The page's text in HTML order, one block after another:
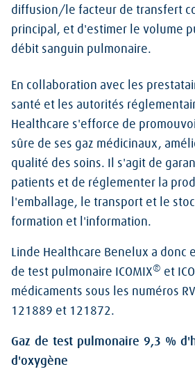
diffusion/le facteur de transfert
principal, et d'estimer le volume
débit sanguin pulmonaire.
En collaboration avec les
santé et les autorités
Healthcare s'efforce de
sûre de ses gaz médicinaux,
qualité des soins. Il s'agit de
patients et de réglementer la
l'emballage, le transport et le
formation et l'information.
Linde Healthcare Benelux a donc
de test pulmonaire ICOMIX® et
médicaments sous les numéros
121889 et 121872.
Gaz de test pulmonaire 9,3 %
d'oxygène